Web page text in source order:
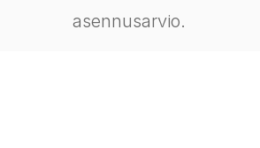
asennusarvio.